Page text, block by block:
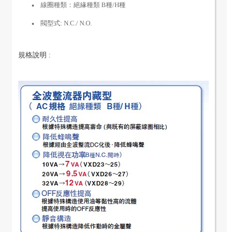
線圈種類：絕緣種類 B種/H種
閥型式: N.C./ N.O.
規格說明 :